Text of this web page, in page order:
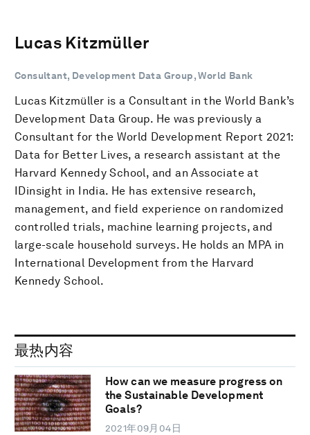
Lucas Kitzmüller
Consultant, Development Data Group, World Bank
Lucas Kitzmüller is a Consultant in the World Bank’s
Development Data Group. He was previously a
Consultant for the World Development Report 2021:
Data for Better Lives, a research assistant at the
Harvard Kennedy School, and an Associate at
IDinsight in India. He has extensive research,
management, and field experience on randomized
controlled trials, machine learning projects, and
large-scale household surveys. He holds an MPA in
International Development from the Harvard
Kennedy School.
最热内容
How can we measure progress on
the Sustainable Development
Goals?
2021年09月04日